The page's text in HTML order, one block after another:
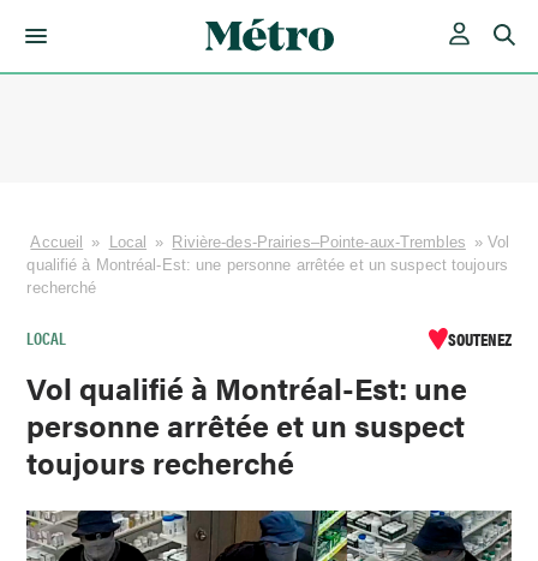
Accueil » Local » Rivière-des-Prairies–Pointe-aux-Trembles »Vol
qualifié à Montréal-Est: une personne arrêtée et un suspect toujours
recherché
LOCAL SOUTENEZ
Vol qualifié à Montréal-Est: une
personne arrêtée et un suspect
toujours recherché